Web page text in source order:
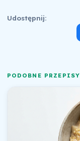
Udostępnij:
PODOBNE PRZEPISY